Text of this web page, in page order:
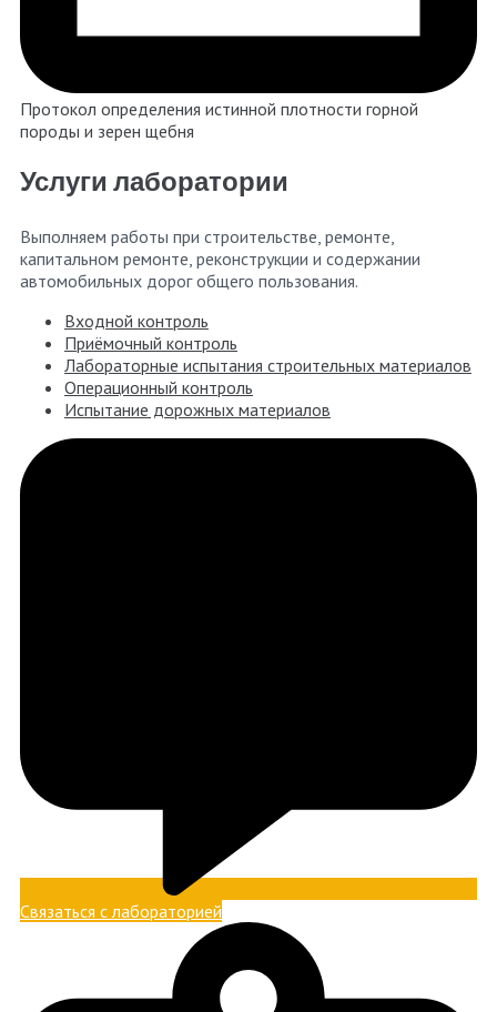
Протокол определения истинной плотности горной
породы и зерен щебня
Услуги лаборатории
Выполняем работы при строительстве, ремонте,
капитальном ремонте, реконструкции и содержании
автомобильных дорог общего пользования.
Входной контроль
Приёмочный контроль
Лабораторные испытания строительных материалов
Операционный контроль
Испытание дорожных материалов
Связаться с лабораторией